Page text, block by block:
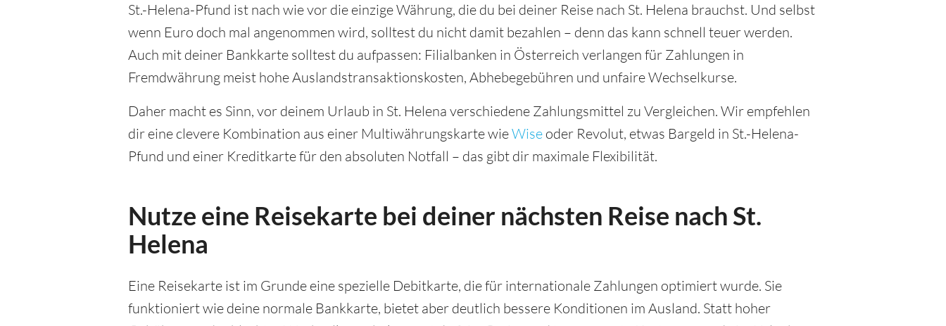
St.-Helena-Pfund ist nach wie vor die einzige Währung, die du bei deiner Reise nach St. Helena brauchst. Und selbst
wenn Euro doch mal angenommen wird, solltest du nicht damit bezahlen – denn das kann schnell teuer werden.
Auch mit deiner Bankkarte solltest du aufpassen: Filialbanken in Österreich verlangen für Zahlungen in
Fremdwährung meist hohe Auslandstransaktionskosten, Abhebegebühren und unfaire Wechselkurse.
Daher macht es Sinn, vor deinem Urlaub in St. Helena verschiedene Zahlungsmittel zu Vergleichen. Wir empfehlen
dir eine clevere Kombination aus einer Multiwährungskarte wieWise oder Revolut, etwas Bargeld in St.-Helena-
Pfund und einer Kreditkarte für den absoluten Notfall – das gibt dir maximale Flexibilität.
Nutze eine Reisekarte bei deiner nächsten Reise nach St.
Helena
Eine Reisekarte ist im Grunde eine spezielle Debitkarte, die für internationale Zahlungen optimiert wurde. Sie
funktioniert wie deine normale Bankkarte, bietet aber deutlich bessere Konditionen im Ausland. Statt hoher